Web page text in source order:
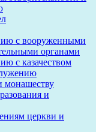
с вооруженными
органами
с казачеством
монашеству
и
церкви и